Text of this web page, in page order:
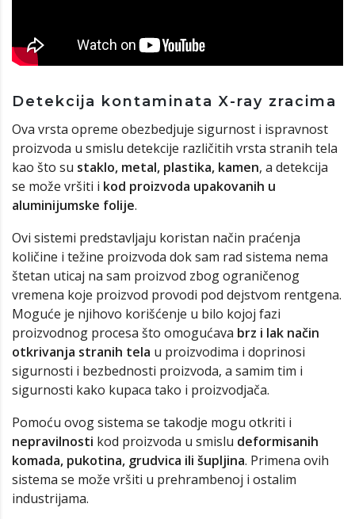
Detekcija kontaminata X-ray zracima
Ova vrsta opreme obezbedjuje sigurnost i ispravnost
proizvoda u smislu detekcije različitih vrsta stranih tela
kao što su staklo, metal, plastika, kamen, a detekcija
se može vršiti i kod proizvoda upakovanih u
aluminijumske folije.
Ovi sistemi predstavljaju koristan način praćenja
količine i težine proizvoda dok sam rad sistema nema
štetan uticaj na sam proizvod zbog ograničenog
vremena koje proizvod provodi pod dejstvom rentgena.
Moguće je njihovo korišćenje u bilo kojoj fazi
proizvodnog procesa što omogućava brz i lak način
otkrivanja stranih tela u proizvodima i doprinosi
sigurnosti i bezbednosti proizvoda, a samim tim i
sigurnosti kako kupaca tako i proizvodjača.
Pomoću ovog sistema se takodje mogu otkriti i
nepravilnosti kod proizvoda u smislu deformisanih
komada, pukotina, grudvica ili šupljina. Primena ovih
sistema se može vršiti u prehrambenoj i ostalim
industrijama.